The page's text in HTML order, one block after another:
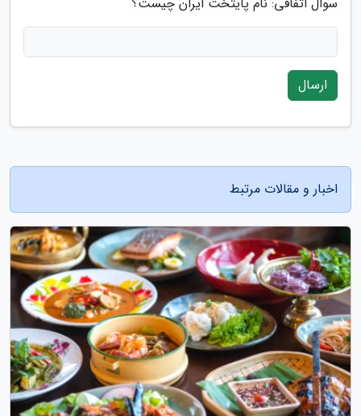
ارسال
اخبار و مقالات مرتبط